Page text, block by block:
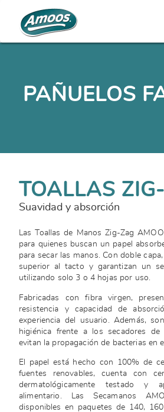
PAÑUELOS
TOALLAS
Suavidad y absorción
Las Toallas de Manos Zig-Zag
para quienes buscan un papel
para secar las manos. Con doble
superior al tacto y garantizan un
utilizando solo 3 o 4 hojas por uso.
Fabricadas con fibra virgen,
resistencia y capacidad de
experiencia del usuario. Además,
higiénica frente a los secadores
evitan la propagación de bacterias en
El papel está hecho con 100% de
fuentes renovables, cuenta con
dermatológicamente testado y
alimentario. Las Secamanos
disponibles en paquetes de 140,